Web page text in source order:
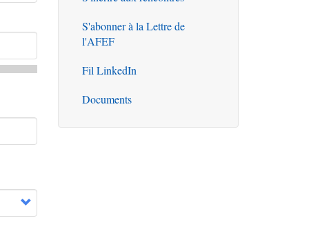
S'abonner à la Lettre de
l'AFEF
Fil LinkedIn
Documents